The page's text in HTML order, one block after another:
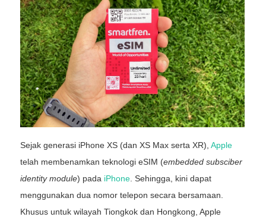
Sejak generasi iPhone XS (dan XS Max serta XR), Apple
telah membenamkan teknologi eSIM (embedded subsciber
identity module) pada iPhone. Sehingga, kini dapat
menggunakan dua nomor telepon secara bersamaan.
Khusus untuk wilayah Tiongkok dan Hongkong, Apple